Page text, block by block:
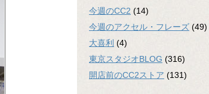
今週のCC2 (14)
今週のアクセル・フレーズ (49)
大喜利 (4)
東京スタジオBLOG (316)
開店前のCC2ストア (131)